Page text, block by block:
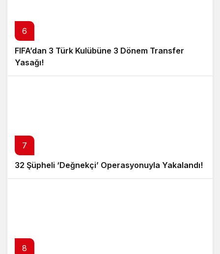
6
FIFA’dan 3 Türk Kulübüne 3 Dönem Transfer
Yasağı!
7
32 Şüpheli ‘Değnekçi’ Operasyonuyla Yakalandı!
8